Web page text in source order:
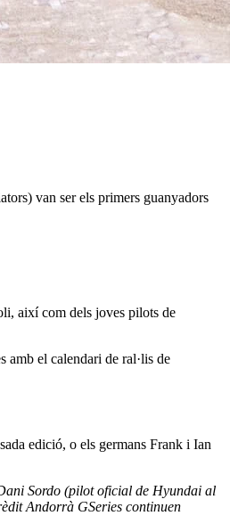
van ser els primers guanyadors
així com dels joves pilots de
amb el calendari de ral·lis de
edició, o els germans Frank i Ian
Sordo (pilot oficial de Hyundai al
Andorrà GSeries continuen